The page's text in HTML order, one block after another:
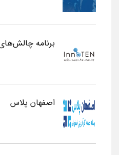
برنامه
اصفهان پلاس